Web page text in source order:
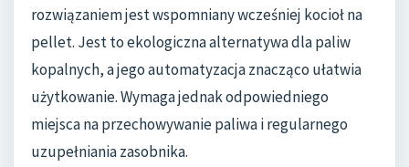
rozwiązaniem jest wspomniany wcześniej kocioł na
pellet. Jest to ekologiczna alternatywa dla paliw
kopalnych, a jego automatyzacja znacząco ułatwia
użytkowanie. Wymaga jednak odpowiedniego
miejsca na przechowywanie paliwa i regularnego
uzupełniania zasobnika.